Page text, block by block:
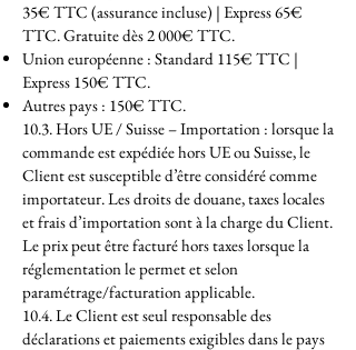
35€ TTC (assurance incluse) | Express 65€
TTC. Gratuite dès 2 000€ TTC.
Union européenne : Standard 115€ TTC |
Express 150€ TTC.
Autres pays : 150€ TTC.
10.3. Hors UE / Suisse – Importation : lorsque la
commande est expédiée hors UE ou Suisse, le
Client est susceptible d’être considéré comme
importateur. Les droits de douane, taxes locales
et frais d’importation sont à la charge du Client.
Le prix peut être facturé hors taxes lorsque la
réglementation le permet et selon
paramétrage/facturation applicable.
10.4. Le Client est seul responsable des
déclarations et paiements exigibles dans le pays